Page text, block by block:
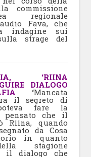
commissione
regionale
Fava, che
indagine sui
strage del
‘RIINA
DIALOGO
‘Mancata
il segreto di
fare la
che il
Riina, quando
da Cosa
in quanto
stagione
il dialogo che